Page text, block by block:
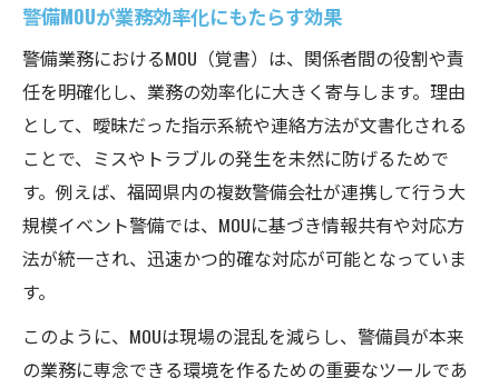
警備MOUが業務効率化にもたらす効果
警備業務におけるMOU（覚書）は、関係者間の役割や責
任を明確化し、業務の効率化に大きく寄与します。理由
として、曖昧だった指示系統や連絡方法が文書化される
ことで、ミスやトラブルの発生を未然に防げるためで
す。例えば、福岡県内の複数警備会社が連携して行う大
規模イベント警備では、MOUに基づき情報共有や対応方
法が統一され、迅速かつ的確な対応が可能となっていま
す。
このように、MOUは現場の混乱を減らし、警備員が本来
の業務に専念できる環境を作るための重要なツールであ